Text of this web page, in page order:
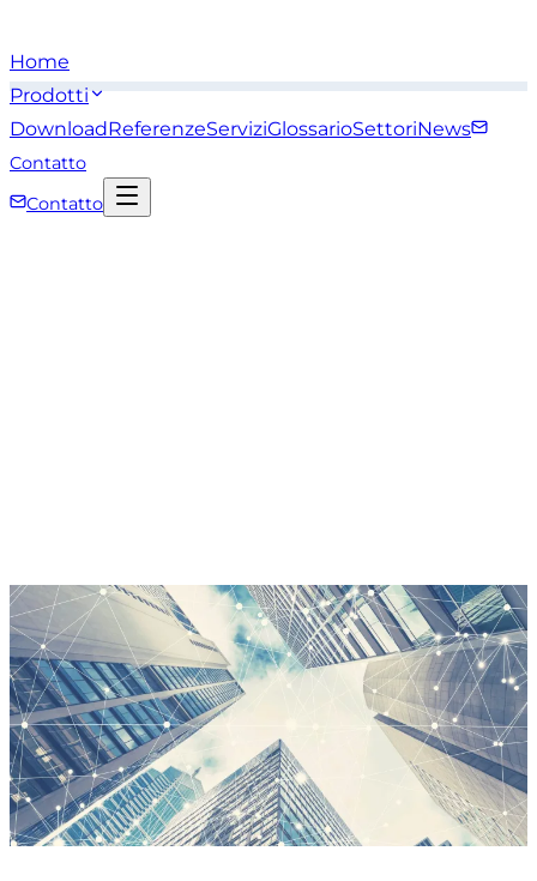
Home
Prodotti
DownloadReferenzeServiziGlossarioSettoriNews
Contatto
Contatto